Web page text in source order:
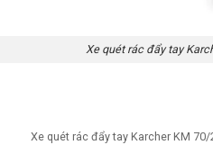
Xe quét rác đẩy tay
Xe quét rác đẩy tay Karcher KM 70/